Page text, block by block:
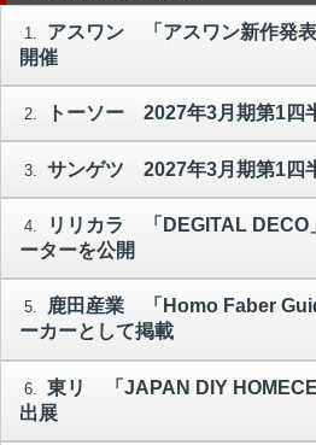
1.
アスワン 「アスワン新作発
開催
2. トーソー 2027年3月期第1四
3. サンゲツ 2027年3月期第1四
4.
リリカラ 「DEGITAL DECO
ーターを公開
5.
鹿田産業 「Homo Faber
ーカーとして掲載
6.
東リ 「JAPAN DIY
出展